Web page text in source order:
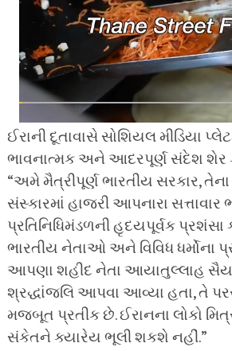
ઈરાની દૂતાવાસે સોશિયલ મીડિયા
ભાવનાત્મક અને આદરપૂર્ણ સંદેશ શેર
“અમે મૈત્રીપૂર્ણ ભારતીય સરકાર,
સંસ્કારમાં હાજરી આપનારા સત્તાવાર
પ્રતિનિધિમંડળની હૃદયપૂર્વક
ભારતીય નેતાઓ અને વિવિધ ધર્મોના
આપણા શહીદ નેતા આયાતુલ્લાહ
શ્રદ્ધાંજલિ આપવા આવ્યા હતા, તે
મજબૂત પ્રતીક છે. ઈરાનના લોકો
સંકેતને ક્યારેય ભૂલી શકશે નહીં.”